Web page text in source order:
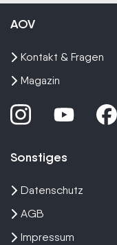
AOV
Kontakt & Fragen
Magazin
Sonstiges
Datenschutz
AGB
Impressum